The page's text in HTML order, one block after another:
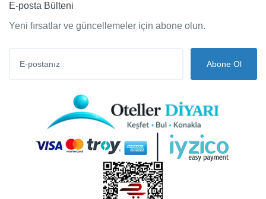
E-posta Bülteni
Yeni fırsatlar ve güncellemeler için abone olun.
Abone Ol